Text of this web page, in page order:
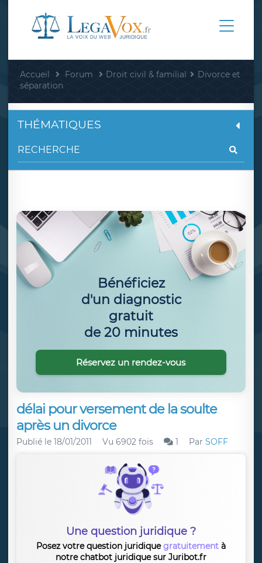
Accueil Forum Droit civil & familial
Divorce et
séparation
délai pour versement de la soulte
après un divorce
Publié le 18/01/2011 Vu 6902 fois 1 Par SOFF
Une question juridique ?
Posez votre question juridiquegratuitement à
notre chatbot juridique sur Juribot.fr
THÉMATIQUES
Bénéficiez
d'un diagnostic
gratuit
de 20 minutes
Réservez un rendez-vous